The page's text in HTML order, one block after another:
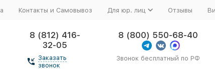
Контакты и Самовывоз Для юр. лиц Отзывы
8 (812) 416-
32-05
Заказать
звонок
8 (800) 550-68-40
Звонок бесплатный по РФ